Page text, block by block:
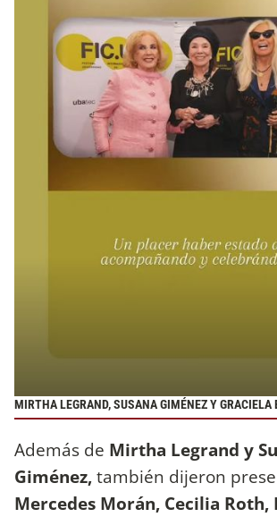
MIRTHA LEGRAND, SUSANA GIMÉNEZ Y GRACIELA
Además de Mirtha Legrand y
Giménez,también dijeron
Mercedes Morán, Cecilia Roth,